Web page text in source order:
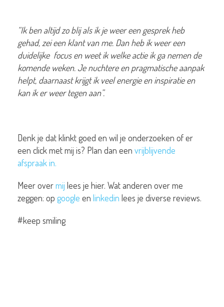
“Ik ben altijd zo blij als ik je weer een gesprek heb
gehad, zei een klant van me. Dan heb ik weer een
duidelijke focus en weet ik welke actie ik ga nemen de
komende weken. Je nuchtere en pragmatische aanpak
helpt, daarnaast krijgt ik veel energie en inspiratie en
kan ik er weer tegen aan”.
Denk je dat klinkt goed en wil je onderzoeken of er
een click met mij is? Plan dan een vrijblijvende
afspraak in.
Meer overmij lees je hier. Wat anderen over me
zeggen: op google en linkedin lees je diverse reviews.
#keep smiling